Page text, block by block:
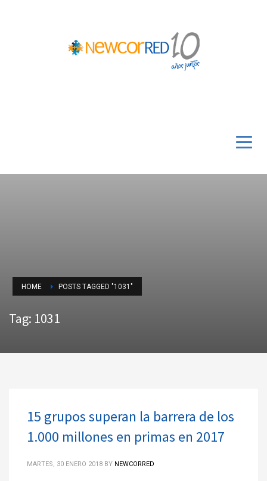
HOME POSTS TAGGED "1031"
Tag: 1031
15 grupos superan la barrera de los
1.000 millones en primas en 2017
MARTES, 30 ENERO 2018 BY NEWCORRED